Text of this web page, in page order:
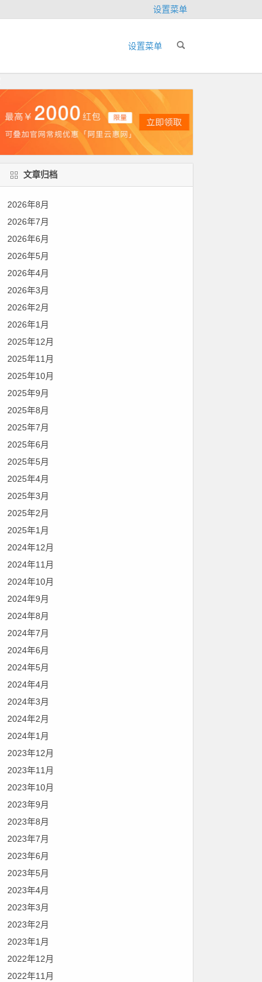
设置菜单
设置菜单
文章归档
2026年8月
2026年7月
2026年6月
2026年5月
2026年4月
2026年3月
2026年2月
2026年1月
2025年12月
2025年11月
2025年10月
2025年9月
2025年8月
2025年7月
2025年6月
2025年5月
2025年4月
2025年3月
2025年2月
2025年1月
2024年12月
2024年11月
2024年10月
2024年9月
2024年8月
2024年7月
2024年6月
2024年5月
2024年4月
2024年3月
2024年2月
2024年1月
2023年12月
2023年11月
2023年10月
2023年9月
2023年8月
2023年7月
2023年6月
2023年5月
2023年4月
2023年3月
2023年2月
2023年1月
2022年12月
2022年11月